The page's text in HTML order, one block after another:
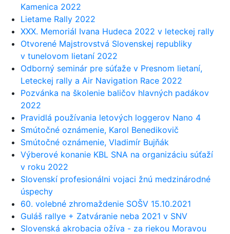
Kamenica 2022
Lietame Rally 2022
XXX. Memoriál Ivana Hudeca 2022 v leteckej rally
Otvorené Majstrovstvá Slovenskej republiky
v tunelovom lietaní 2022
Odborný seminár pre súťaže v Presnom lietaní,
Leteckej rally a Air Navigation Race 2022
Pozvánka na školenie baličov hlavných padákov
2022
Pravidlá používania letových loggerov Nano 4
Smútočné oznámenie, Karol Benedikovič
Smútočné oznámenie, Vladimír Bujňák
Výberové konanie KBL SNA na organizáciu súťaží
v roku 2022
Slovenskí profesionálni vojaci žnú medzinárodné
úspechy
60. volebné zhromaždenie SOŠV 15.10.2021
Guláš rallye + Zatváranie neba 2021 v SNV
Slovenská akrobacia ožíva - za riekou Moravou